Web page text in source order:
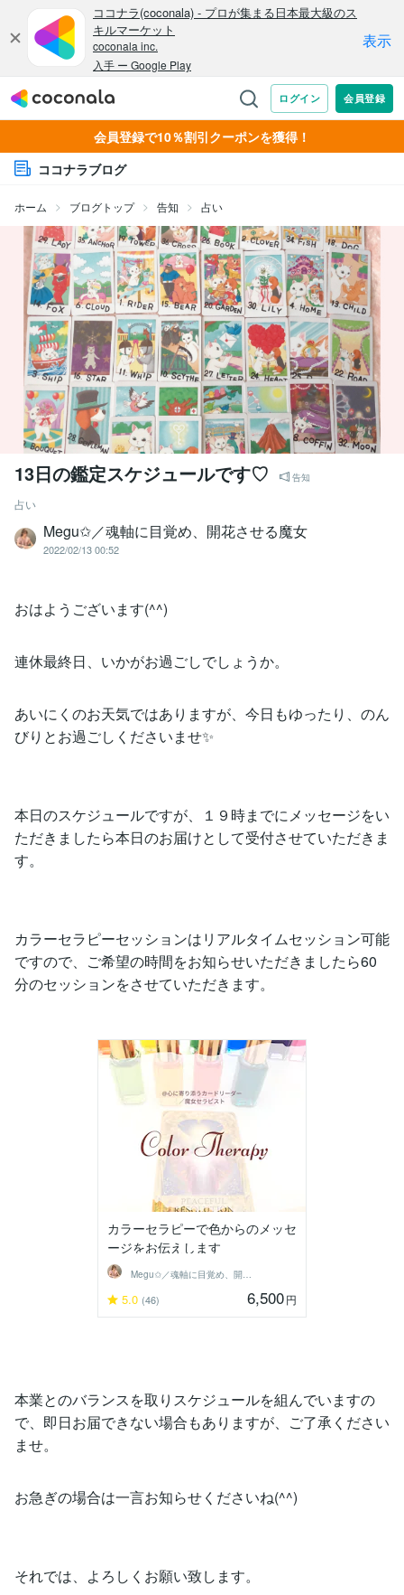
会員登録で10％割引クーポンを獲得！
ココナラブログ
ホーム ブログトップ 告知 占い
13日の鑑定スケジュールです♡ 告知
占い
Megu✩／魂軸に目覚め、開花させる魔女
2022/02/13 00:52
おはようございます(^^)
連休最終日、いかがお過ごしでしょうか。
あいにくのお天気ではありますが、今日もゆったり、のん
びりとお過ごしくださいませ✨
本日のスケジュールですが、１９時までにメッセージをい
ただきましたら本日のお届けとして受付させていただきま
す。
カラーセラピーセッションはリアルタイムセッション可能
ですので、ご希望の時間をお知らせいただきましたら60
分のセッションをさせていただきます。
カラーセラピーで色からのメッセ
ージをお伝えします
Megu✩／魂軸に目覚め、開花させる魔女
5.0 (46) 6,500円
本業とのバランスを取りスケジュールを組んでいますの
で、即日お届できない場合もありますが、ご了承ください
ませ。
お急ぎの場合は一言お知らせくださいね(^^)
それでは、よろしくお願い致します。